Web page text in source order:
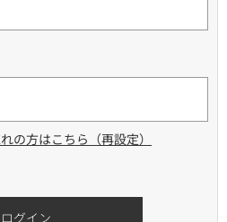
の方はこちら（再設定）